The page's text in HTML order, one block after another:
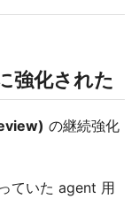
強化された
の継続強化
ていた agent 用